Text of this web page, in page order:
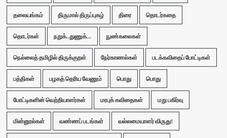
தலையங்கம் திருமால் திருப்புகழ் திரை தொடர்கதை
தொடர்கள் நறுக்..துணுக்... நுண்கலைகள்
நெல்லைத் தமிழில் திருக்குறள் நேர்காணல்கள் படக்கவிதைப் போட்டிகள்
பத்திகள் பழகத் தெரிய வேணும் பொது பொது
போட்டிகளின் வெற்றியாளர்கள் மரபுக் கவிதைகள் மறு பகிர்வு
மின்னூல்கள் வண்ணப் படங்கள் வல்லமையாளர் விருது!